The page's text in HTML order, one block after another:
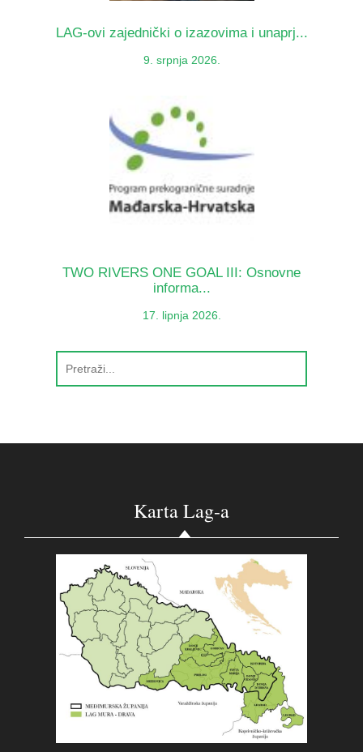
LAG-ovi zajednički o izazovima i unaprj...
9. srpnja 2026.
TWO RIVERS ONE GOAL III: Osnovne
informa...
17. lipnja 2026.
Karta Lag-a